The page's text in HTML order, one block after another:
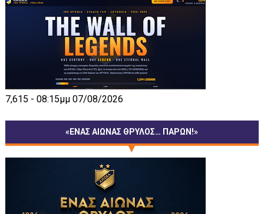
7,615 - 08:15μμ 07/08/2026
«ΕΝΑΣ ΑΙΩΝΑΣ ΘΡΥΛΟΣ… ΠΑΡΩΝ!»